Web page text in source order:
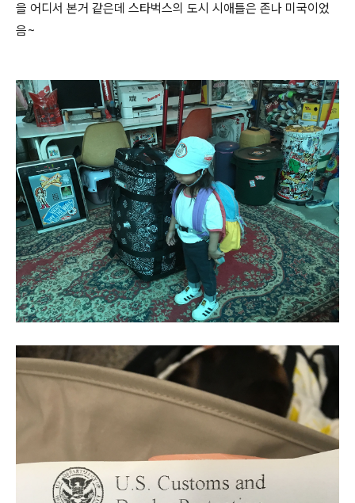
을 어디서 본거 같은데 스타벅스의 도시 시애틀은 존나 미국이었
음~